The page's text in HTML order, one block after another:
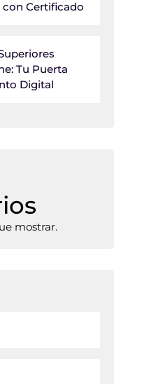
con Certificado
Tu Puerta
Digital
mostrar.